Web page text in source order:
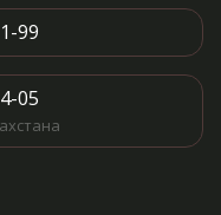
99
05